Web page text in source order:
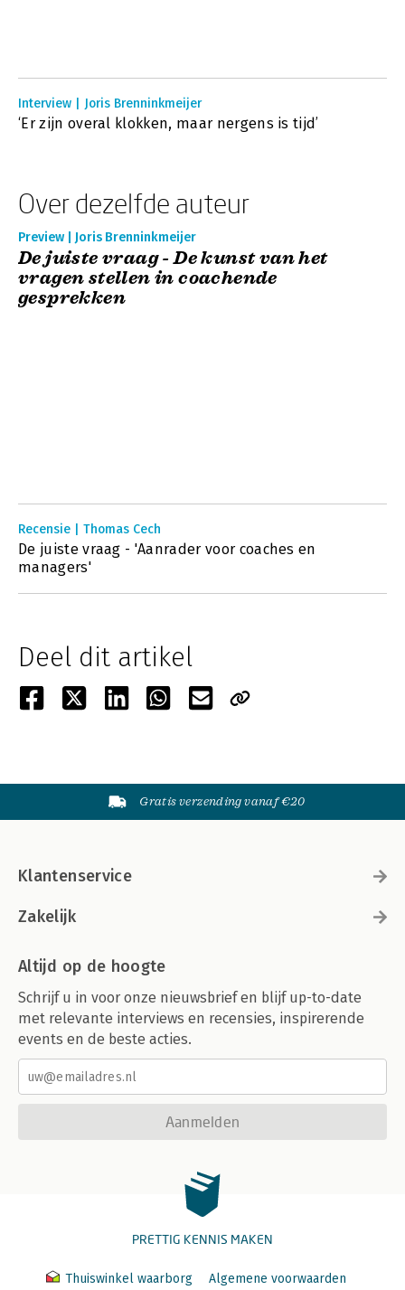
Interview | Joris Brenninkmeijer
‘Er zijn overal klokken, maar nergens is tijd’
Over dezelfde auteur
Preview | Joris Brenninkmeijer
De juiste vraag - De kunst van het
vragen stellen in coachende
gesprekken
Recensie | Thomas Cech
De juiste vraag - 'Aanrader voor coaches en
managers'
Deel dit artikel
Gratis verzending vanaf €20
Klantenservice
Zakelijk
Altijd op de hoogte
Schrijf u in voor onze nieuwsbrief en blijf up-to-date
met relevante interviews en recensies, inspirerende
events en de beste acties.
Aanmelden
PRETTIG KENNIS MAKEN
Thuiswinkel waarborg Algemene voorwaarden